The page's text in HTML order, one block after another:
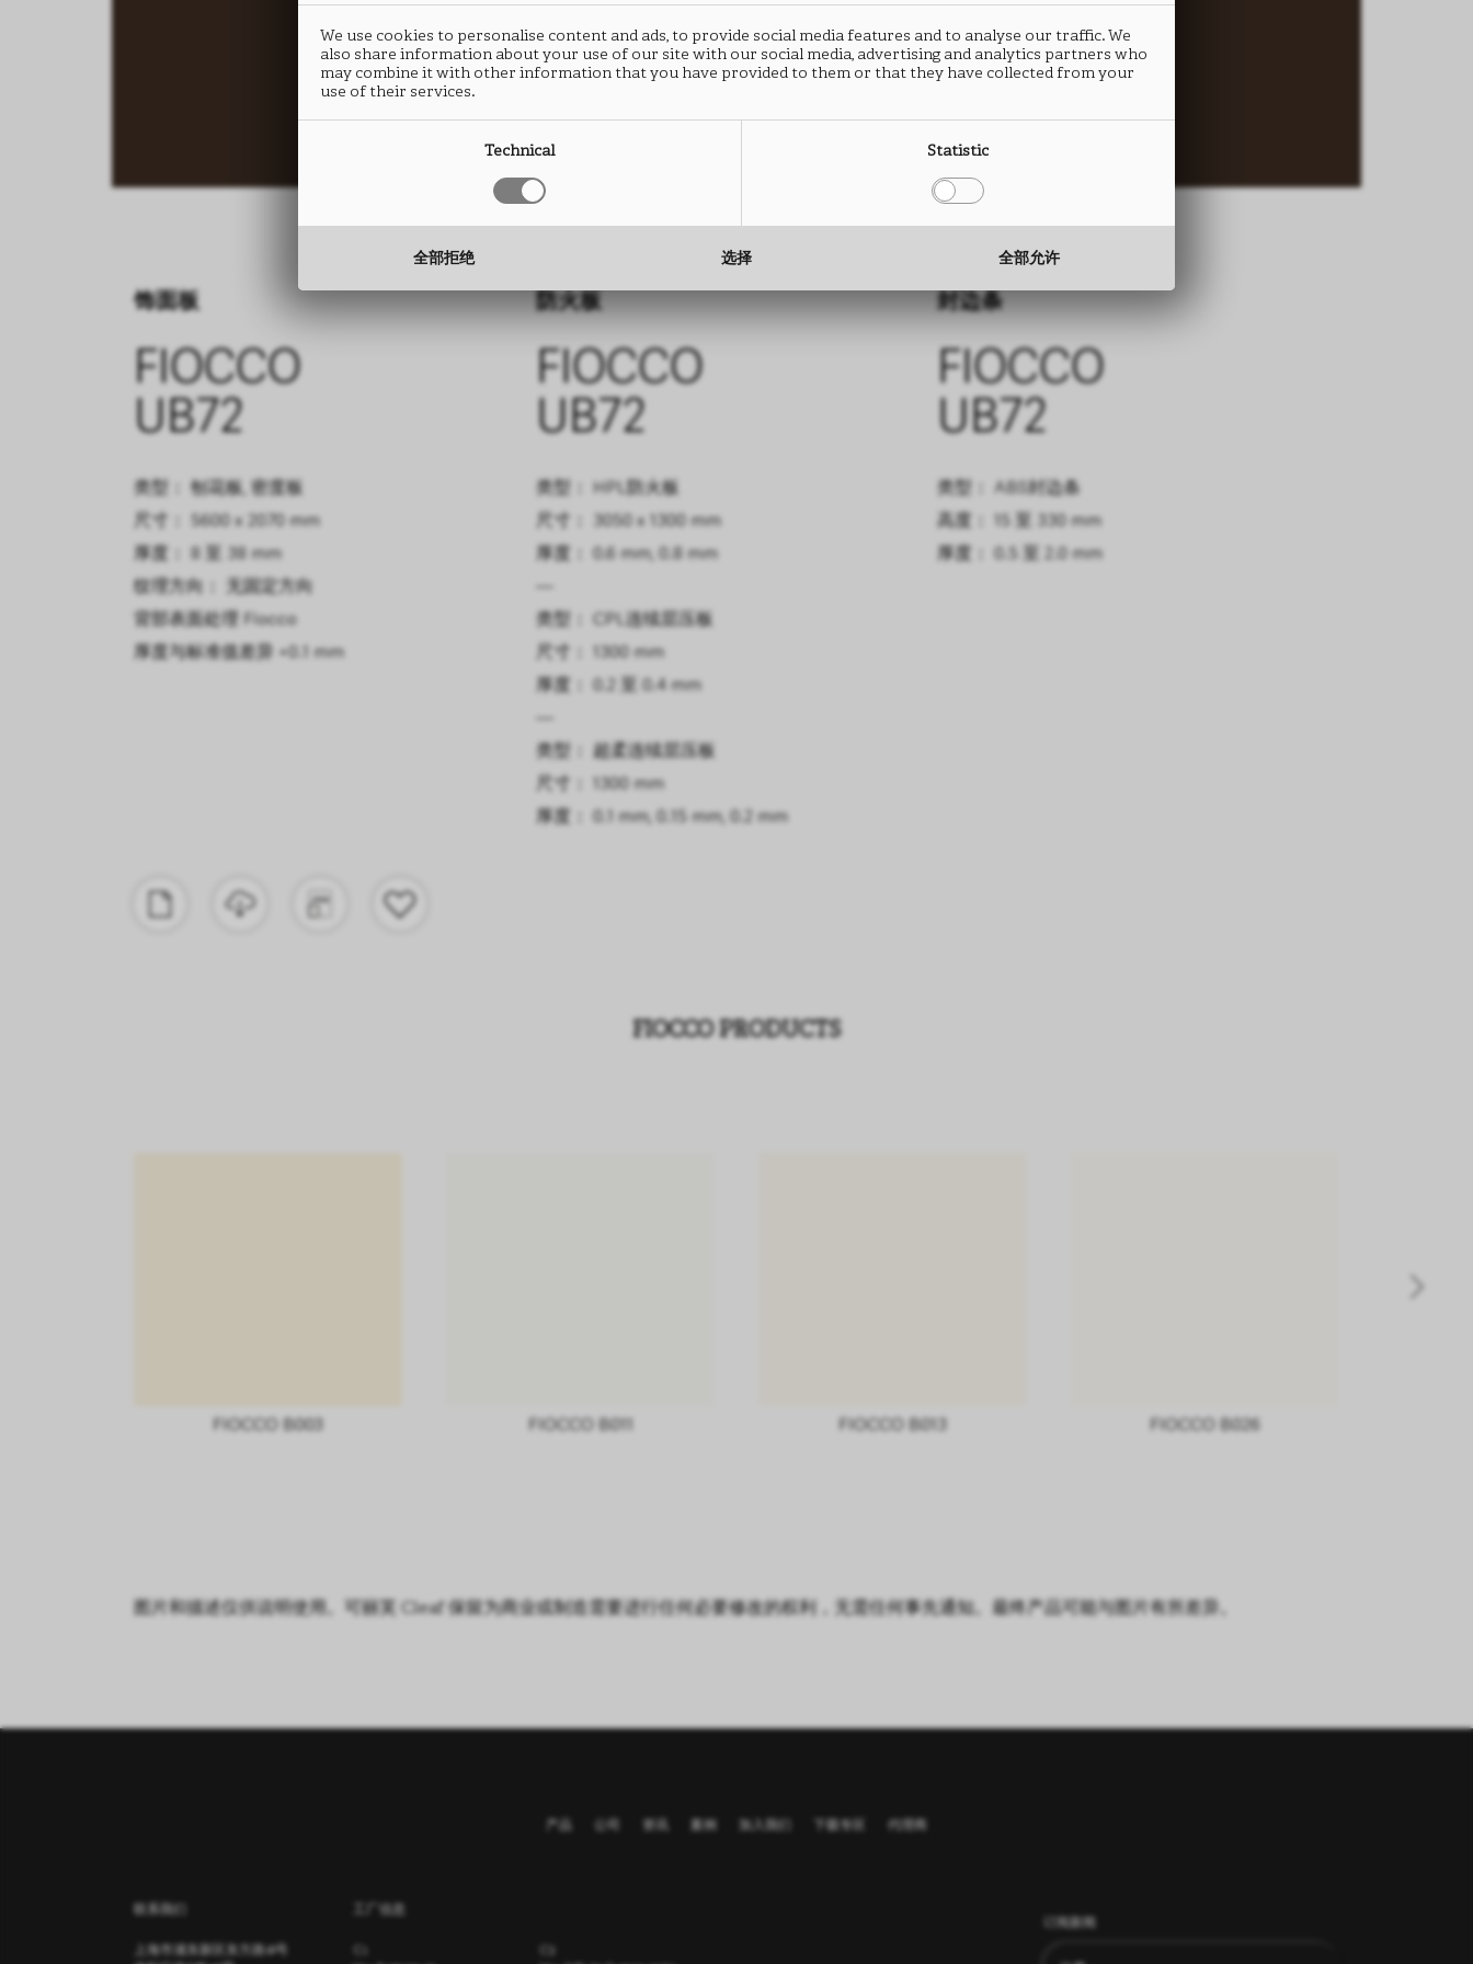
饰面板
FIOCCO
UB72
类型： 刨花板, 密度板
尺寸： 5600 x 2070 mm
厚度： 8 至 38 mm
纹理方向： 无固定方向
背部表面处理
Fiocco
厚度与标准值差异
+0.1 mm
防火板
FIOCCO
UB72
类型： HPL防火板
尺寸： 3050 x 1300 mm
厚度： 0.6 mm, 0.8 mm
—
类型： CPL连续层压板
尺寸： 1300 mm
厚度： 0.2 至 0.4 mm
—
类型： 超柔连续层压板
尺寸： 1300 mm
厚度： 0.1 mm, 0.15 mm, 0.2 mm
封边条
FIOCCO
UB72
类型： ABS封边条
高度： 15 至 330 mm
厚度： 0.5 至 2.0 mm
FIOCCO PRODUCTS
FIOCCO B003 FIOCCO B011 FIOCCO B013 FIOCCO B026
图片和描述仅供说明使用。可丽芙 Cleaf 保留为商业或制造需要进行任何必要修改的权利，无需任何事先通知。最终产品可能与图片有所差异。
产品 公司 资讯 案例 加入我们 下载专区 代理商
联系我们
上海市浦东新区东方路18号
订阅新闻
We use cookies to personalise content and ads, to provide social media features and to analyse our traffic. We
also share information about your use of our site with our social media, advertising and analytics partners who
may combine it with other information that you have provided to them or that they have collected from your
use of their services.
Technical Statistic
全部拒绝 选择 全部允许